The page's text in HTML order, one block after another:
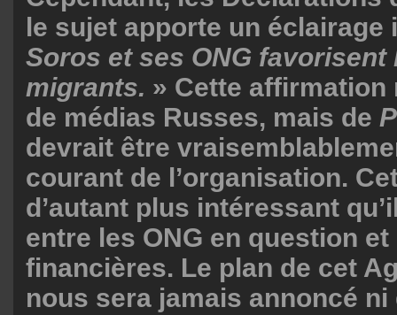
le sujet apporte un éclairage
Soros et ses ONG favorisent
migrants. » Cette affirmation
de médias Russes, mais de
devrait être
courant de l’organisation.
d’autant plus intéressant
entre les ONG en question
financières. Le plan de cet
nous sera jamais annoncé